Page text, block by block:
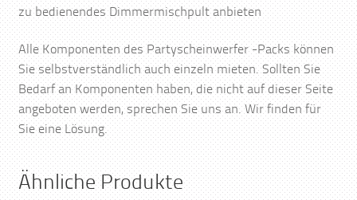
zu bedienendes Dimmermischpult anbieten
Alle Komponenten des Partyscheinwerfer -Packs können
Sie selbstverständlich auch einzeln mieten. Sollten Sie
Bedarf an Komponenten haben, die nicht auf dieser Seite
angeboten werden, sprechen Sie uns an. Wir finden für
Sie eine Lösung.
Ähnliche Produkte